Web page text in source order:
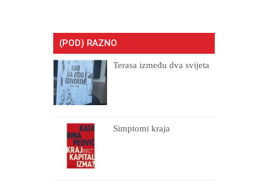
(POD) RAZNO
Terasa između dva svijeta
Simptomi kraja